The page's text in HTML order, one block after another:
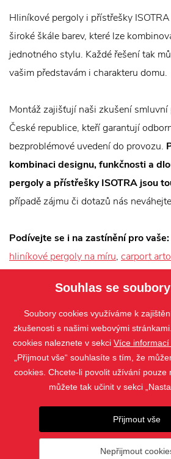
Hliníkové pergoly i přístřešky
široké škále barev, které lze
jednotného stylu. Každé řešení tak
vašim představám i charakteru domu.
Montáž zajišťují naši zkušení smluvní
České republice, kteří garantují
bezproblémové uvedení do provozu.
kombinaci designu, funkčnosti a
pergoly a přístřešky ISOTRA jsou
případě zájmu či dotazů nás neváhejte
Podívejte se i na zastínění pro vaše:
hliníkové pergoly na míru, carport
PRODUKTY
Souhlas se
Soubory cookies využíváme k
zkušenosti s našimi webovými
cookies naleznete v sekci Více
„Přijmout vše“ souhlasíte s tím, že
cookies. Chcete-li povolit užívání pouze
můžete tak učinit v sekci
Přijmout vše
Nepřijmout